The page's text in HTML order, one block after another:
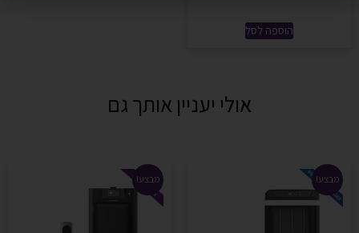
הוספה לסל
אולי יעניין אותך גם
מבצע! מבצע!